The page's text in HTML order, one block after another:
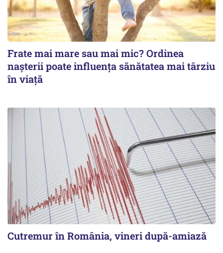
Frate mai mare sau mai mic? Ordinea
nașterii poate influența sănătatea mai târziu
în viață
Cutremur în România, vineri după-amiază